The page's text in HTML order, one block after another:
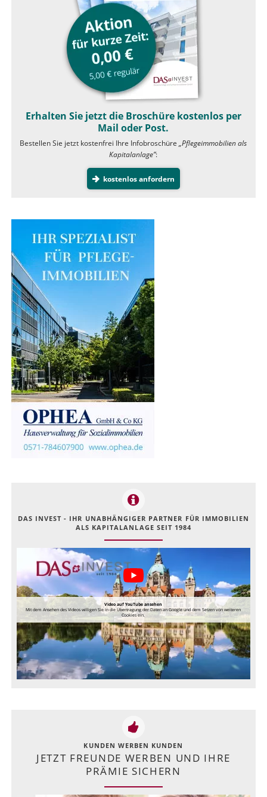
Erhalten Sie jetzt die Broschüre kostenlos per
Mail oder Post.
Bestellen Sie jetzt kostenfrei Ihre Infobroschüre„Pflegeimmobilien als
Kapitalanlage”:
kostenlos anfordern
DAS INVEST - IHR UNABHÄNGIGER PARTNER FÜR IMMOBILIEN
ALS KAPITALANLAGE SEIT 1984
Video auf YouTube ansehen
Mit dem Ansehen des Videos willigen Sie in die Übertragung der Daten an Google und dem Setzen von weiteren
Cookies ein.
KUNDEN WERBEN KUNDEN
JETZT FREUNDE WERBEN UND IHRE
PRÄMIE SICHERN